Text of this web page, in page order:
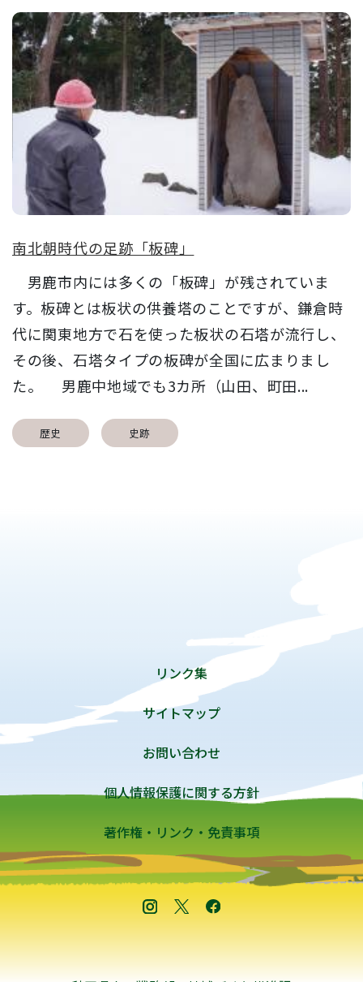
南北朝時代の足跡「板碑」
男鹿市内には多くの「板碑」が残されていま
す。板碑とは板状の供養塔のことですが、鎌倉時
代に関東地方で石を使った板状の石塔が流行し、
その後、石塔タイプの板碑が全国に広まりまし
た。 男鹿中地域でも3カ所（山田、町田...
歴史 史跡
リンク集
サイトマップ
お問い合わせ
個人情報保護に関する方針
著作権・リンク・免責事項